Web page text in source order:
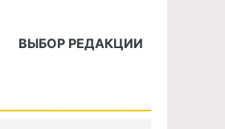
ВЫБОР РЕДАКЦИИ